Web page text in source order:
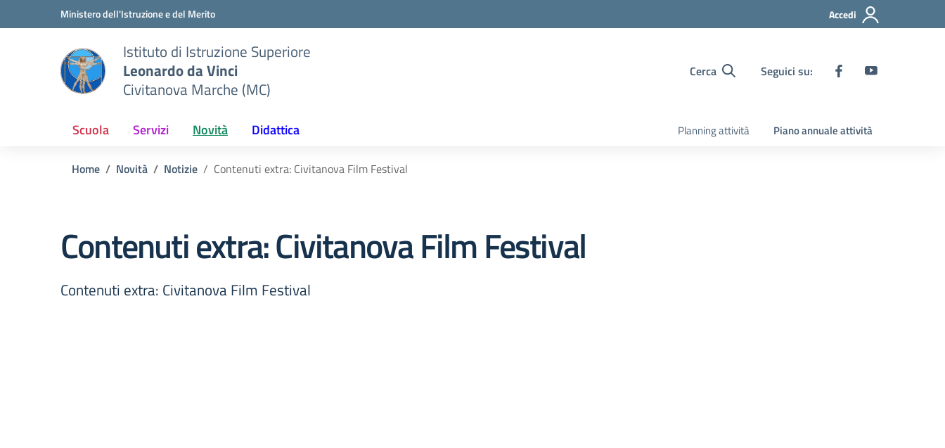
Vai ai contenuti
Vai al menu di navigazioneMinistero dell'Istruzione e del Merito Accedi
Istituto di Istruzione Superiore
Leonardo da Vinci
Civitanova Marche (MC)
Cerca Seguici su:
Scuola Servizi Novità Didattica Planning attività Piano annuale attività
Home Novità Notizie Contenuti extra: Civitanova Film Festival
Contenuti extra: Civitanova Film Festival
Contenuti extra: Civitanova Film Festival